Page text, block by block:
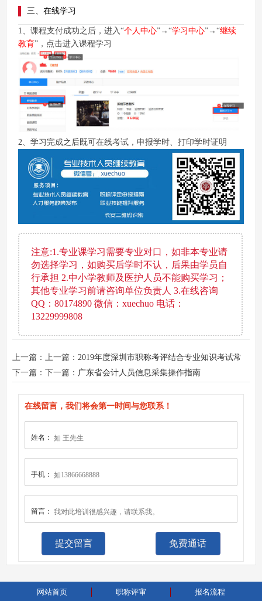
三、在线学习
1、课程支付成功之后，进入“个人中心”→“学习中心”→“继续
教育”，点击进入课程学习
2、学习完成之后既可在线考试，申报学时、打印学时证明
注意:1.专业课学习需要专业对口，如非本专业请
勿选择学习，如购买后学时不认，后果由学员自
行承担 2.中小学教师及医护人员不能购买学习；
其他专业学习前请咨询单位负责人 3.在线咨询
QQ：80174890 微信：xuechuo 电话：
13229999808
上一篇：上一篇： 2019年度深圳市职称考评结合专业知识考试常
见问题解答
下一篇：下一篇： 广东省会计人员信息采集操作指南
在线留言，我们将会第一时间与您联系！
姓名：
手机：
留言：
免费通话
网站首页 职称评审 报名流程